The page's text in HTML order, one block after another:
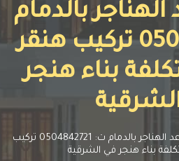
بالدمام
ت: 0504842721 تركيب هنقر
بناء هنجر
انشاء قواعد الهناجر بالدمام ت: 0504842721 تركيب
بناء هنجر في الشرقية